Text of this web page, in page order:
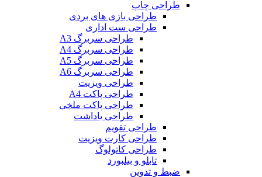
طراحی چاپ
طراحی بازی های بردی
طراحی ست اداری
طراحی سربرگ A3
طراحی سربرگ A4
طراحی سربرگ A5
طراحی سربرگ A6
طراحی ویزیت
طراحی پاکت A4
طراحی پاکت ملخی
طراحی یاداشت
طراحی تقویم
طراحی کارت ویزیت
طراحی کاتولوگ
تابلو و بیلبورد
ضبط و تدوین